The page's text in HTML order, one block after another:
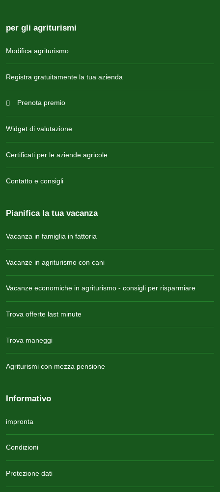
per gli agriturismi
Modifica agriturismo
Registra gratuitamente la tua azienda
Prenota premio
Widget di valutazione
Certificati per le aziende agricole
Contatto e consigli
Pianifica la tua vacanza
Vacanza in famiglia in fattoria
Vacanze in agriturismo con cani
Vacanze economiche in agriturismo - consigli per risparmiare
Trova offerte last minute
Trova maneggi
Agriturismi con mezza pensione
Informativo
impronta
Condizioni
Protezione dati